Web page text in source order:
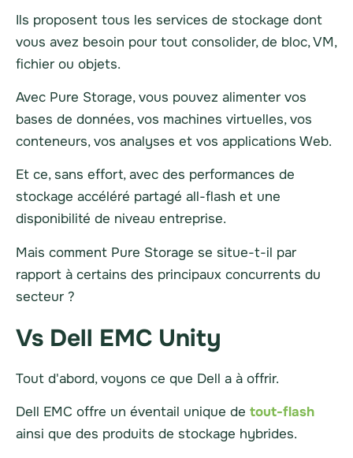
Ils proposent tous les services de stockage dont
vous avez besoin pour tout consolider, de bloc, VM,
fichier ou objets.
Avec Pure Storage, vous pouvez alimenter vos
bases de données, vos machines virtuelles, vos
conteneurs, vos analyses et vos applications Web.
Et ce, sans effort, avec des performances de
stockage accéléré partagé all-flash et une
disponibilité de niveau entreprise.
Mais comment Pure Storage se situe-t-il par
rapport à certains des principaux concurrents du
secteur ?
Vs Dell EMC Unity
Tout d'abord, voyons ce que Dell a à offrir.
Dell EMC offre un éventail unique de tout-flash
ainsi que des produits de stockage hybrides.